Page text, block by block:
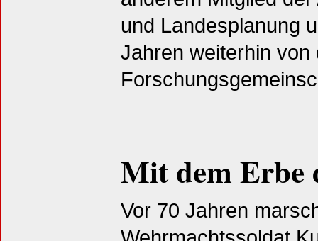
und Landesplanung
Jahren weiterhin von
Mit dem Erbe
Vor 70 Jahren